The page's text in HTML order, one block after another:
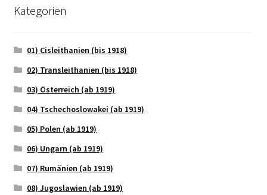
Kategorien
01) Cisleithanien (bis 1918)
02) Transleithanien (bis 1918)
03) Österreich (ab 1919)
04) Tschechoslowakei (ab 1919)
05) Polen (ab 1919)
06) Ungarn (ab 1919)
07) Rumänien (ab 1919)
08) Jugoslawien (ab 1919)